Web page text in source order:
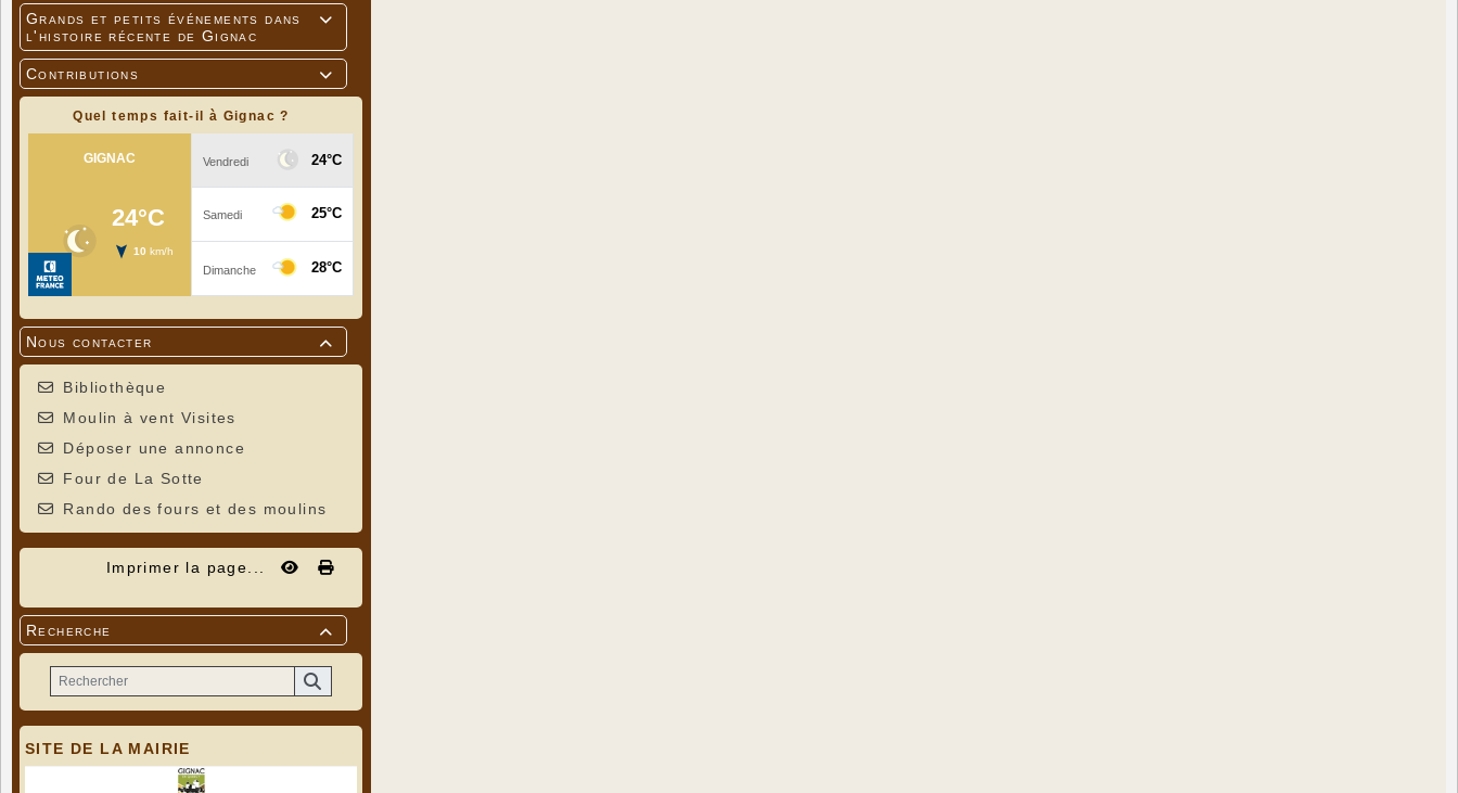

Grands et petits événements dans
l'histoire récente de Gignac

Contributions
Quel temps fait-il à Gignac ?

Nous contacter
Bibliothèque
Moulin à vent Visites
Déposer une annonce
Four de La Sotte
Rando des fours et des moulins
Imprimer la page...

Recherche
SITE DE LA MAIRIE